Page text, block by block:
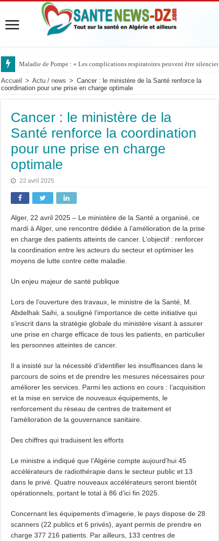
Maladie de Pompe : « Les complications respiratoires peuvent être
Maladie de Pompe : le Pr Dammene appelle à mieux reconnaître les signes
Accueil > Actu / news > Cancer : le ministère de la Santé renforce la
coordination pour une prise en charge optimale
Cancer : le ministère de la
Santé renforce la coordination
pour une prise en charge
optimale
22 avril 2025
Alger, 22 avril 2025 – Le ministère de la Santé a organisé, ce
mardi à Alger, une rencontre dédiée à l’amélioration de la prise
en charge des patients atteints de cancer. L’objectif : renforcer
la coordination entre les acteurs du secteur et optimiser les
moyens de lutte contre cette maladie.
Un enjeu majeur de santé publique
Lors de l’ouverture des travaux, le ministre de la Santé, M.
Abdelhak Saihi, a souligné l’importance de cette initiative qui
s’inscrit dans la stratégie globale du ministère visant à assurer
une prise en charge efficace de tous les patients, en particulier
les personnes atteintes de cancer.
Il a insisté sur la nécessité d’identifier les insuffisances dans le
parcours de soins et de prendre les mesures nécessaires pour
améliorer les services. Parmi les actions en cours : l’acquisition
et la mise en service de nouveaux équipements, le
renforcement du réseau de centres de traitement et
l’amélioration de la gouvernance sanitaire.
Des chiffres qui traduisent les efforts
Le ministre a indiqué que l’Algérie compte aujourd’hui 45
accélérateurs de radiothérapie dans le secteur public et 13
dans le privé. Quatre nouveaux accélérateurs seront bientôt
opérationnels, portant le total à 86 d’ici fin 2025.
Concernant les équipements d’imagerie, le pays dispose de 28
scanners (22 publics et 6 privés), ayant permis de prendre en
charge 377 216 patients. Par ailleurs, 133 centres de